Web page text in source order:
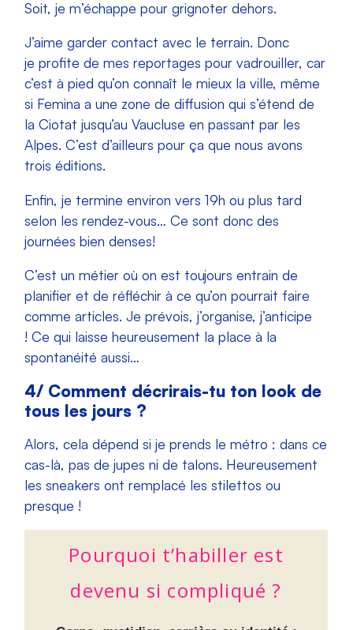
Soit, je m’échappe pour grignoter dehors.
J’aime garder contact avec le terrain. Donc
je profite de mes reportages pour vadrouiller, car
c’est à pied qu’on connaît le mieux la ville, même
si Femina a une zone de diffusion qui s’étend de
la Ciotat jusqu’au Vaucluse en passant par les
Alpes. C’est d’ailleurs pour ça que nous avons
trois éditions.
Enfin, je termine environ vers 19h ou plus tard
selon les rendez-vous… Ce sont donc des
journées bien denses!
C’est un métier où on est toujours entrain de
planifier et de réfléchir à ce qu’on pourrait faire
comme articles. Je prévois, j’organise, j’anticipe
! Ce qui laisse heureusement la place à la
spontanéité aussi…
4/ Comment décrirais-tu ton look de
tous les jours ?
Alors, cela dépend si je prends le métro : dans ce
cas-là, pas de jupes ni de talons. Heureusement
les sneakers ont remplacé les stilettos ou
presque !